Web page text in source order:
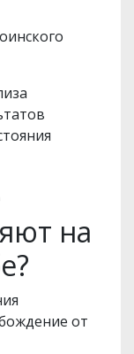
на
от